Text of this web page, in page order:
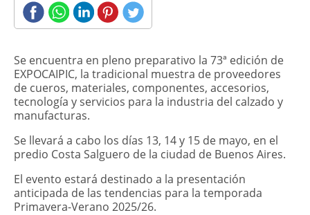
​Se encuentra en pleno preparativo la 73ª edición de
EXPOCAIPIC, la tradicional muestra de proveedores
de cueros, materiales, componentes, accesorios,
tecnología y servicios para la industria del calzado y
manufacturas.
Se llevará a cabo los días 13, 14 y 15 de mayo, en el
predio Costa Salguero de la ciudad de Buenos Aires.
El evento estará destinado a la presentación
anticipada de las tendencias para la temporada
Primavera-Verano 2025/26.